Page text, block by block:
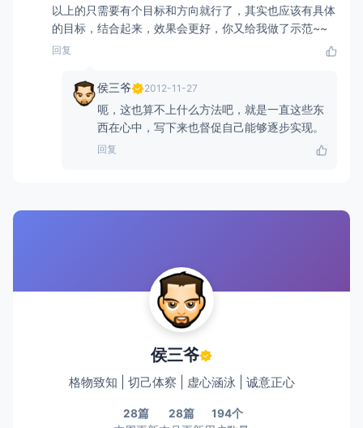
以上的只需要有个目标和方向就行了，其实也应该有具体
的目标，结合起来，效果会更好，你又给我做了示范~~
回复
侯三爷 2012-11-27
呃，这也算不上什么方法吧，就是一直这些东
西在心中，写下来也督促自己能够逐步实现。
回复
侯三爷
格物致知 | 切己体察 | 虚心涵泳 | 诚意正心
28篇
28篇
194个